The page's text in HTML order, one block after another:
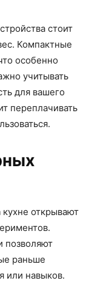
стоит
Компактные
особенно
учитывать
для вашего
переплачивать
открывают
позволяют
раньше
или навыков.